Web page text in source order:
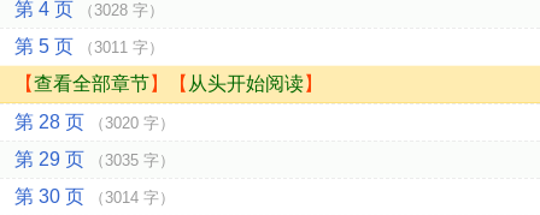
第 4 页 （3028 字）
第 5 页 （3011 字）
【查看全部章节】【 从头开始阅读】
第 28 页
（3020 字）
第 29 页 （3035 字）
第 30 页 （3014 字）